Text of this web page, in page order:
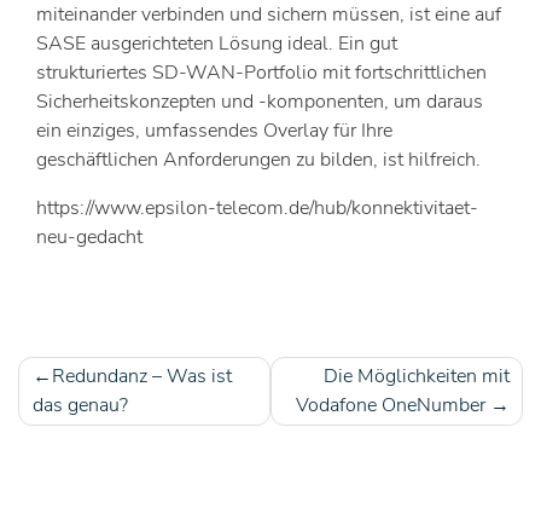
miteinander verbinden und sichern müssen, ist eine auf
SASE ausgerichteten Lösung ideal. Ein gut
strukturiertes SD-WAN-Portfolio mit fortschrittlichen
Sicherheitskonzepten und -komponenten, um daraus
ein einziges, umfassendes Overlay für Ihre
geschäftlichen Anforderungen zu bilden, ist hilfreich.
https://www.epsilon-telecom.de/hub/konnektivitaet-
neu-gedacht
Beitragsnavigation
Redundanz – Was ist
das genau?
Die Möglichkeiten mit
Vodafone OneNumber